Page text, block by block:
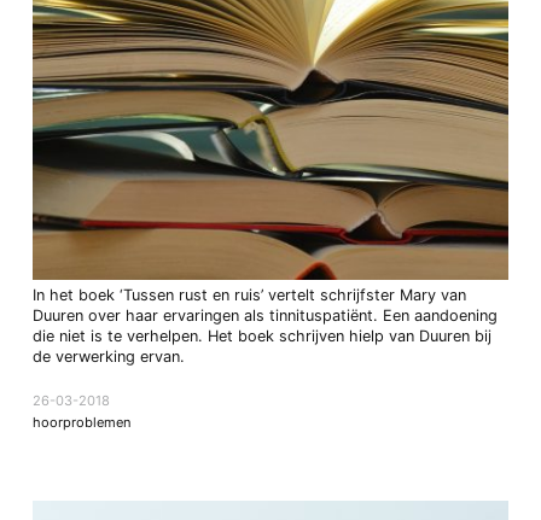
In het boek ‘Tussen rust en ruis’ vertelt schrijfster Mary van
Duuren over haar ervaringen als tinnituspatiënt. Een aandoening
die niet is te verhelpen. Het boek schrijven hielp van Duuren bij
de verwerking ervan.
26-03-2018
hoorproblemen